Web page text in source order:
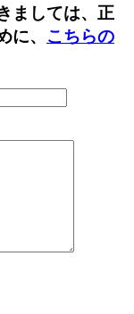
ましては、正
に、 こちらの